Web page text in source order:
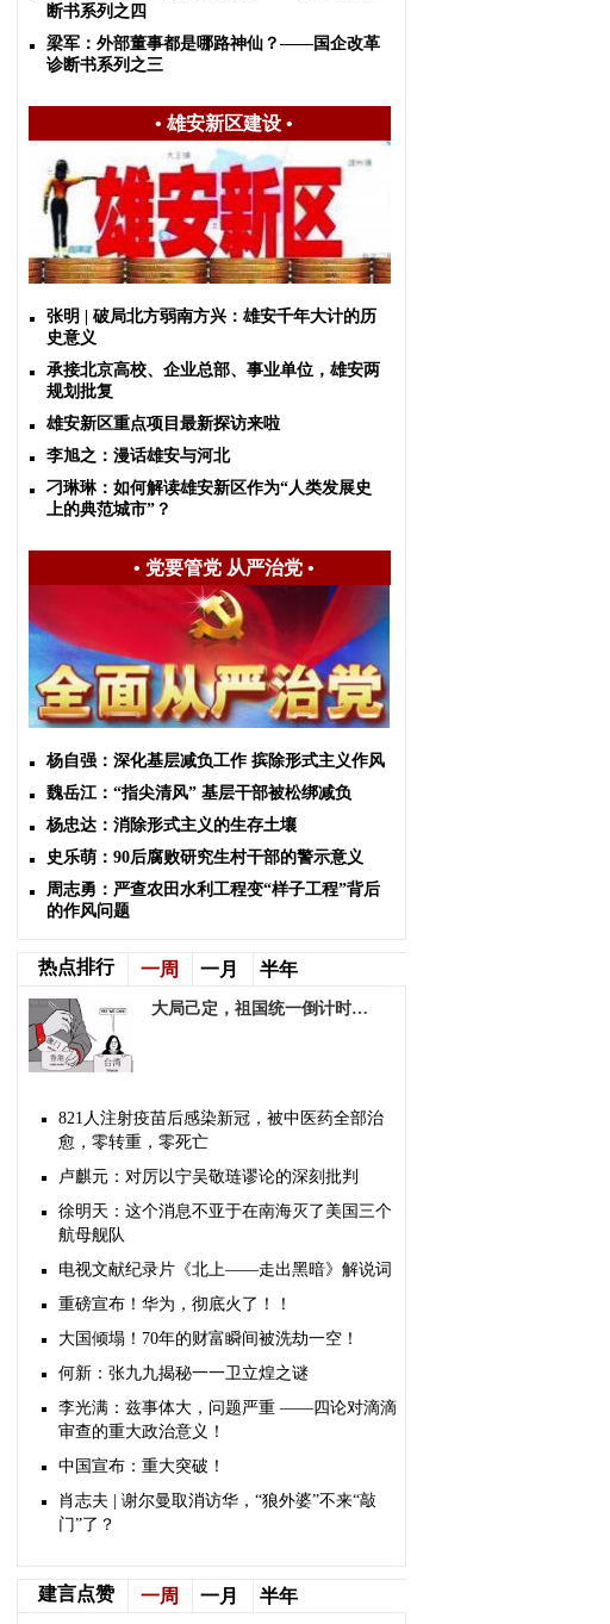
断书系列之四
梁军：外部董事都是哪路神仙？——国企改革
诊断书系列之三
• 雄安新区建设•
张明 | 破局北方弱南方兴：雄安千年大计的历
史意义
承接北京高校、企业总部、事业单位，雄安两
规划批复
雄安新区重点项目最新探访来啦
李旭之：漫话雄安与河北
刁琳琳：如何解读雄安新区作为“人类发展史
上的典范城市”？
• 党要管党 从严治党•
杨自强：深化基层减负工作 摈除形式主义作风
魏岳江：“指尖清风” 基层干部被松绑减负
杨忠达：消除形式主义的生存土壤
史乐萌：90后腐败研究生村干部的警示意义
周志勇：严查农田水利工程变“样子工程”背后
的作风问题
热点排行 一周 一月 半年
大局己定，祖国统一倒计时…
821人注射疫苗后感染新冠，被中医药全部治
愈，零转重，零死亡
卢麒元：对厉以宁吴敬琏谬论的深刻批判
徐明天：这个消息不亚于在南海灭了美国三个
航母舰队
电视文献纪录片《北上——走出黑暗》解说词
重磅宣布！华为，彻底火了！！
大国倾塌！70年的财富瞬间被洗劫一空！
何新：张九九揭秘一一卫立煌之谜
李光满：兹事体大，问题严重 ——四论对滴滴
审查的重大政治意义！
中国宣布：重大突破！
肖志夫 | 谢尔曼取消访华，“狼外婆”不来“敲
门”了？
建言点赞 一周 一月 半年